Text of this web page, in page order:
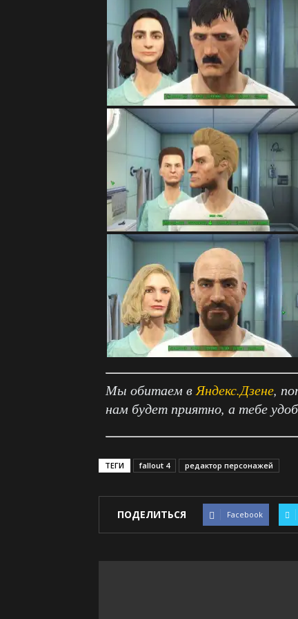
Мы обитаем в Яндекс.Дзене,
нам будет приятно, а тебе
ТЕГИ fallout 4 редактор персонажей
ПОДЕЛИТЬСЯ Facebook